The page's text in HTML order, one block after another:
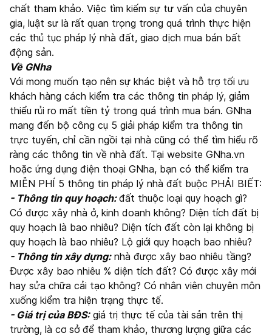
chất tham khảo. Việc tìm kiếm sự tư vấn của chuyên
gia, luật sư là rất quan trọng trong quá trình thực hiện
các thủ tục pháp lý nhà đất, giao dịch mua bán bất
động sản.
Về GNha
Với mong muốn tạo nên sự khác biệt và hỗ trợ tối ưu
khách hàng cách kiểm tra các thông tin pháp lý, giảm
thiểu rủi ro mất tiền tỷ trong quá trình mua bán. GNha
mang đến bộ công cụ 5 giải pháp kiểm tra thông tin
trực tuyến, chỉ cần ngồi tại nhà cũng có thể tìm hiểu rõ
ràng các thông tin về nhà đất. Tại website GNha.vn
hoặc ứng dụng điện thoại GNha, bạn có thể kiểm tra
MIỄN PHÍ 5 thông tin pháp lý nhà đất buộc PHẢI BIẾT:
- Thông tin quy hoạch:đất thuộc loại quy hoạch gì?
Có được xây nhà ở, kinh doanh không? Diện tích đất bị
quy hoạch là bao nhiêu? Diện tích đất còn lại không bị
quy hoạch là bao nhiêu? Lộ giới quy hoạch bao nhiêu?
- Thông tin xây dựng:nhà được xây bao nhiêu tầng?
Được xây bao nhiêu % diện tích đất? Có được xây mới
hay sửa chữa cải tạo không? Có nhân viên chuyên môn
xuống kiểm tra hiện trạng thực tế.
- Giá trị của BĐS:giá trị thực tế của tài sản trên thị
trường, là cơ sở để tham khảo, thương lượng giữa các